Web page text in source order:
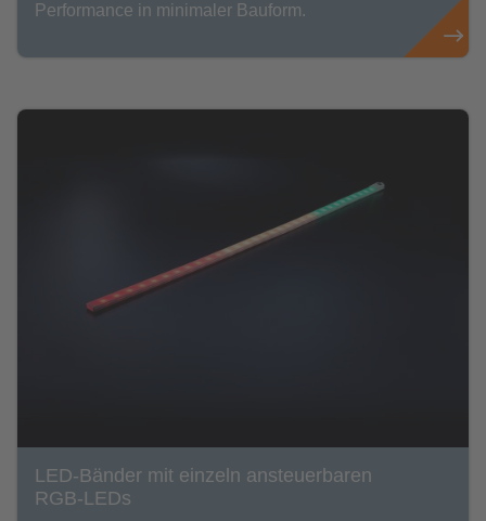
Performance in minimaler Bauform.
LED-Bänder mit einzeln ansteuerbaren
RGB-LEDs